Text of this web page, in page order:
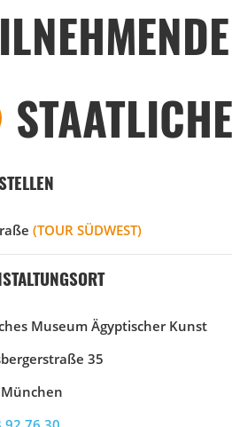
(TOUR SÜDWEST)
Museum Ägyptischer Kunst
35